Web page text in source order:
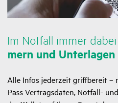
Im Notfall immer
mern und
Alle Infos jederzeit griffbereit –
Pass Vertragsdaten, Notfall-